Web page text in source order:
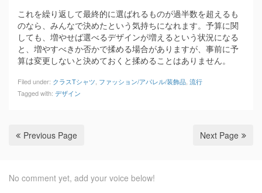
これを繰り返して最終的に選ばれるものが過半数を超えるも
のなら、みんなで決めたという気持ちになれます。予算に関
しても、増やせば選べるデザインが増えるという状況になる
と、増やすべきか否かで揉める場合がありますが、事前に予
算は変更しないと決めておくと揉めることはありません。
Filed under: クラスTシャツ, ファッション/アパレル/装飾品, 流行
Tagged with: デザイン
Previous Page Next Page
No comment yet, add your voice below!